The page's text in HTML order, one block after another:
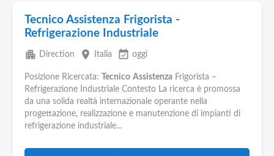
Blog
Pubblica
Offerte
Tecnico Assistenza Frigorista -
Refrigerazione Industriale
apartment Direction place Italia event_available oggi
Posizione Ricercata: Tecnico Assistenza Frigorista –
Refrigerazione Industriale Contesto La ricerca è promossa
da una solida realtà internazionale operante nella
progettazione, realizzazione e manutenzione di impianti di
refrigerazione industriale...